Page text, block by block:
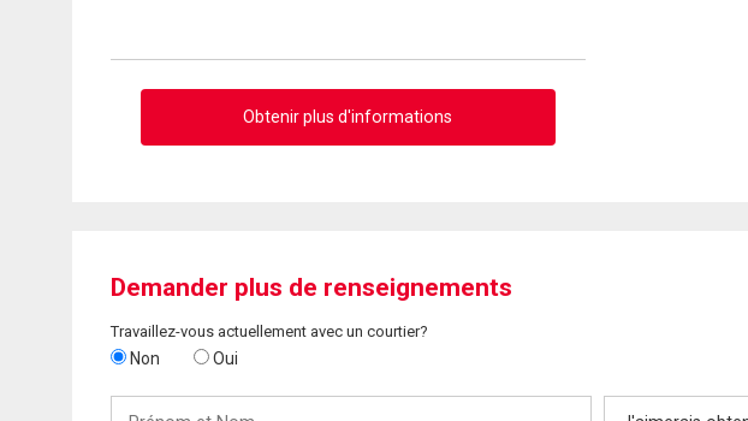
Obtenir plus d'informations
Demander plus de renseignements
Travaillez-vous actuellement avec un courtier?
Non Oui